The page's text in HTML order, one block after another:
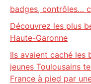
badges, contrôles…
Découvrez les plus
Haute-Garonne
Ils avaient caché les
jeunes Toulousains
France à pied par